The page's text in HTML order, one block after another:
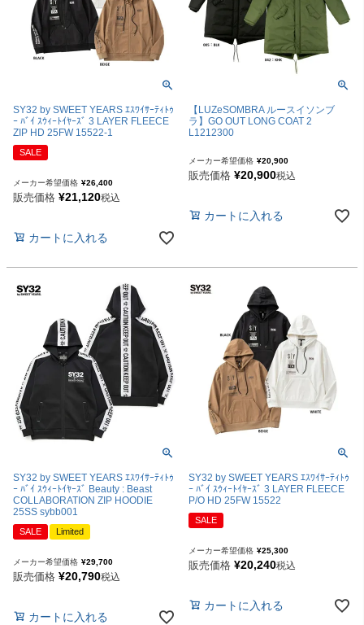
SY32 by SWEET YEARS ｴｽﾜｲｻｰﾃｨﾄｩ
ｰ ﾊﾞｲ ｽｳｨｰﾄｲﾔｰｽﾞ 3 LAYER FLEECE
ZIP HD 25FW 15522-1
SALE
メーカー希望価格 ¥26,400
販売価格 ¥21,120税込
カートに入れる
【LUZeSOMBRA ルースイソンブ
ラ】GO OUT LONG COAT 2
L1212300
メーカー希望価格 ¥20,900
販売価格 ¥20,900税込
カートに入れる
SY32 by SWEET YEARS ｴｽﾜｲｻｰﾃｨﾄｩ
ｰ ﾊﾞｲ ｽｳｨｰﾄｲﾔｰｽﾞ Beauty : Beast
COLLABORATION ZIP HOODIE
25SS sybb001
SALE Limited
メーカー希望価格 ¥29,700
販売価格 ¥20,790税込
カートに入れる
SY32 by SWEET YEARS ｴｽﾜｲｻｰﾃｨﾄｩ
ｰ ﾊﾞｲ ｽｳｨｰﾄｲﾔｰｽﾞ 3 LAYER FLEECE
P/O HD 25FW 15522
SALE
メーカー希望価格 ¥25,300
販売価格 ¥20,240税込
カートに入れる